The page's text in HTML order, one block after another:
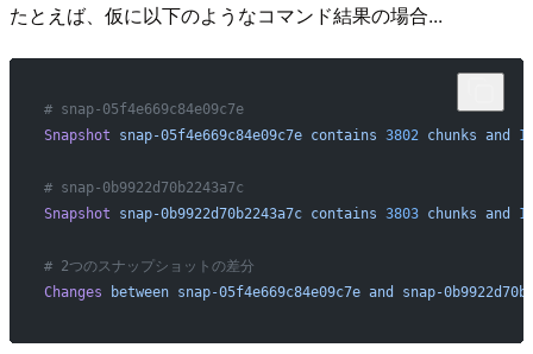
たとえば、仮に以下のようなコマンド結果の場合...
# snap-05f4e669c84e09c7e
Snapshot snap-05f4e669c84e09c7e contains 3802 chunks and
# snap-0b9922d70b2243a7c
Snapshot snap-0b9922d70b2243a7c contains 3803 chunks and
# 2つのスナップショットの差分
Changes between snap-05f4e669c84e09c7e and snap-